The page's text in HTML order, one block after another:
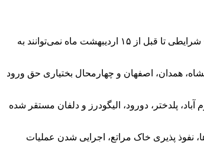
به گزارش پایگاه خبری ، تحلیلی نگین اشترانکوه: شیرزاد نجفی در حاشیه بازدید از زیستگاه‌های کنترل دام‌های عشایر کوچ رو، گفت: عشایر کوچ رو تحت هیچ شرایطی تا قبل از ۱۵ اردیبهشت ماه نمی‌توانند به
همجوار از قبیل کرمانشاه، همدان، اصفهان و چهارمحال بختیاری حق ورود
زود هنگام دام‌ها به مراتع استان، تعداد ۸ اکیپ ثابت در شهرستان‌های خرم آباد، پلدختر، دورود، الیگودرز و دلفان مستقر شده
آب‌ها، نفوذ پذیری خاک مراتع، اجرایی شدن عملیات